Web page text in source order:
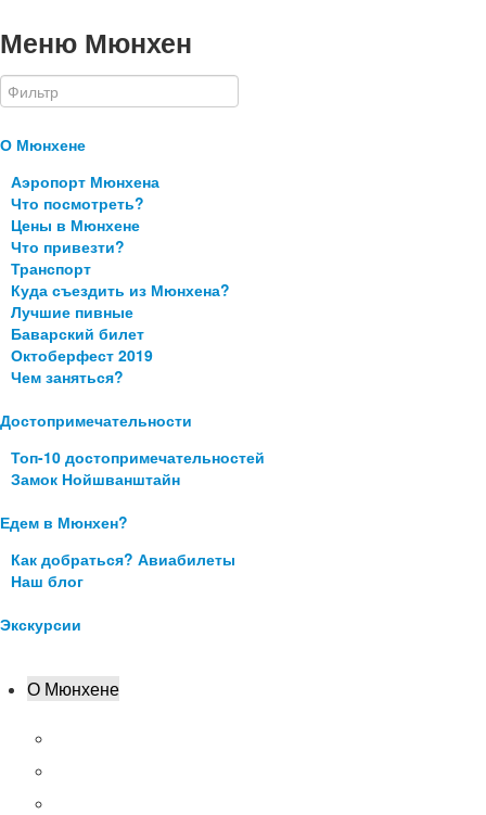
Меню Мюнхен
О Мюнхене
Аэропорт Мюнхена
Что посмотреть?
Цены в Мюнхене
Что привезти?
Транспорт
Куда съездить из Мюнхена?
Лучшие пивные
Баварский билет
Октоберфест 2019
Чем заняться?
Достопримечательности
Топ-10 достопримечательностей
Замок Нойшванштайн
Едем в Мюнхен?
Как добраться? Авиабилеты
Наш блог
Экскурсии
О Мюнхене